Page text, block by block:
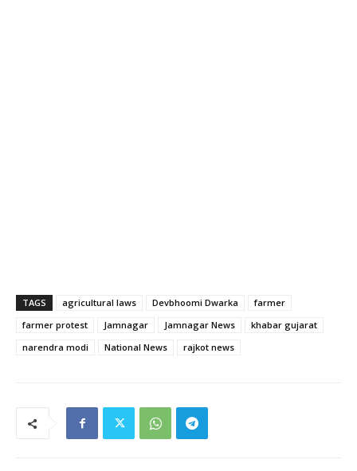
TAGS agricultural laws Devbhoomi Dwarka
farmer
farmer protest
Jamnagar Jamnagar News
khabar gujarat
narendra modi
National News rajkot news